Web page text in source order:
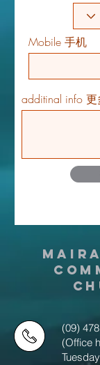
Mobile 手机
additinal info
(09)
(Office